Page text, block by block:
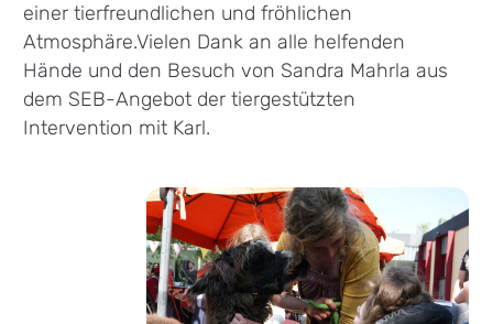
einer tierfreundlichen und fröhlichen
Atmosphäre.Vielen Dank an alle helfenden
Hände und den Besuch von Sandra Mahrla aus
dem SEB-Angebot der tiergestützten
Intervention mit Karl.